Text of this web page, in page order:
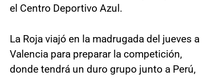
el Centro Deportivo Azul.
La Roja viajó en la madrugada del jueves a
Valencia para preparar la competición,
donde tendrá un duro grupo junto a Perú,